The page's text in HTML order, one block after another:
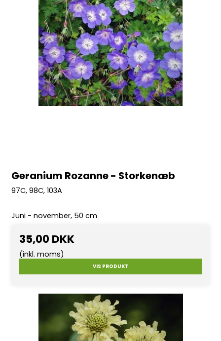
Geranium Rozanne - Storkenæb
97C, 98C, 103A
Juni - november, 50 cm
35,00 DKK
(inkl. moms)
VIS PRODUKT